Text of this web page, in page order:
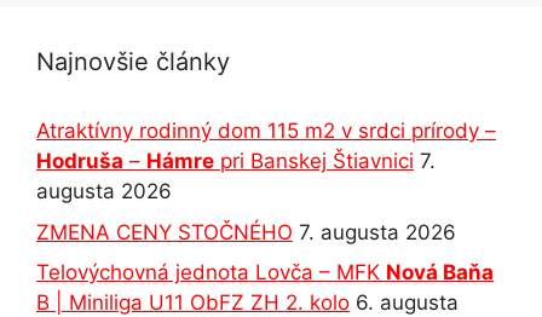
Najnovšie články
Atraktívny rodinný dom 115 m2 v srdci prírody –
Hodruša – Hámre pri Banskej Štiavnici 7.
augusta 2026
ZMENA CENY STOČNÉHO 7. augusta 2026
Telovýchovná jednota Lovča – MFK Nová Baňa
B | Miniliga U11 ObFZ ZH 2. kolo 6. augusta